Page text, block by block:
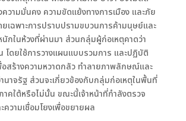
ความมั่นคง ความขัดแย้งทางการเมือง และภัย
เฉพาะการปราบปรามขบวนการค้ามนุษย์และ
กในห้วงที่ผ่านมา ส่วนกลุ่มผู้ก่อเหตุคาดว่า
โดยใช้การวางแผนแบบรวมการ และปฏิบัติ
สร้างความหวาดกลัว ทำลายภาพลักษณ์และ
นาจรัฐ ส่วนจะเกี่ยวข้องกับกลุ่มก่อเหตุในพื้นที่
คใต้หรือไม่นั้น ขณะนี้เจ้าหน้าที่กำลังตรวจ
วามเชื่อมโยงเพื่อขยายผล